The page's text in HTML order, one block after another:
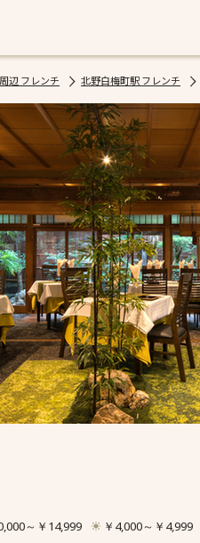
辺 フレンチ 北野白梅町駅 フレンチ
～￥14,999 ￥4,000～￥4,999